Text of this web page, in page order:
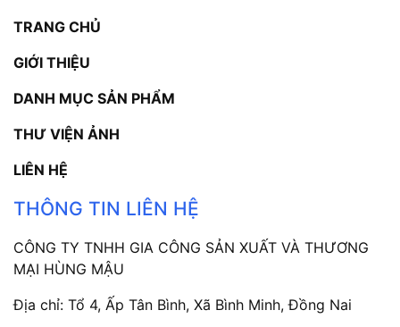
TRANG CHỦ
GIỚI THIỆU
DANH MỤC SẢN PHẨM
THƯ VIỆN ẢNH
LIÊN HỆ
THÔNG TIN LIÊN HỆ
CÔNG TY TNHH GIA CÔNG SẢN XUẤT VÀ THƯƠNG
MẠI HÙNG MẬU
Địa chỉ: Tổ 4, Ấp Tân Bình, Xã Bình Minh, Đồng Nai